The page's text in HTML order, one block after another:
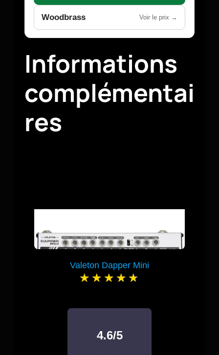
Woodbrass Voir le prix →
Informations
complémentai
res
Valeton Dapper Mini
4.6/5